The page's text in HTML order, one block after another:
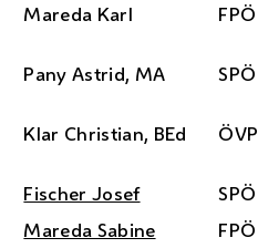
Mareda Karl
FPÖ
Pany Astrid, MA SPÖ
Klar Christian, BEd ÖVP
Fischer Josef
SPÖ
Mareda Sabine
FPÖ